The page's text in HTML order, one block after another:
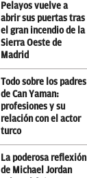
Pelayos vuelve a
abrir sus puertas tras
el gran incendio de la
Sierra Oeste de
Madrid
Todo sobre los padres
de Can Yaman:
profesiones y su
relación con el actor
turco
La poderosa reflexión
de Michael Jordan